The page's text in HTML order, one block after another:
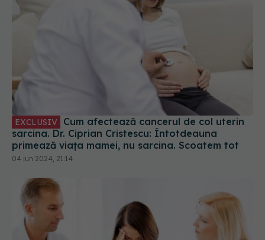
EXCLUSIV
sarcina. Dr. Ciprian Cristescu: Întotdeauna
primează viața mamei, nu sarcina. Scoatem tot
04 iun 2024, 21:14